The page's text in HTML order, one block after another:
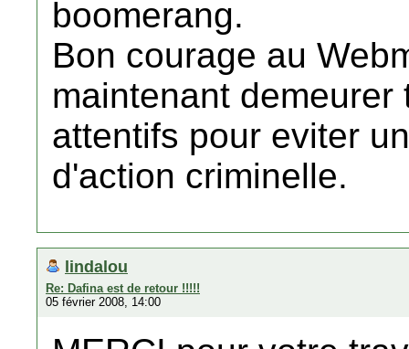
boomerang.
Bon courage au
maintenant
attentifs pour eviter
d'action criminelle.
lindalou
Re: Dafina est de retour !!!!!
05 février 2008, 14:00